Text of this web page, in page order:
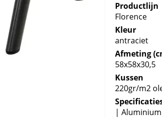
Productlijn
Florence
Kleur
antraciet
Afmeting
58x58x30,5
Kussen
220gr/m2
|